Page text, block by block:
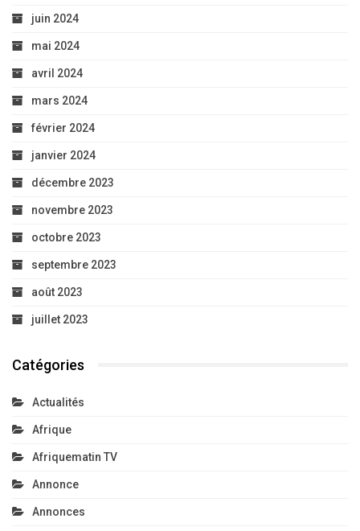
juin 2024
mai 2024
avril 2024
mars 2024
février 2024
janvier 2024
décembre 2023
novembre 2023
octobre 2023
septembre 2023
août 2023
juillet 2023
Catégories
Actualités
Afrique
Afriquematin TV
Annonce
Annonces